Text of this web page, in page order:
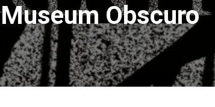
Museum Obscuro